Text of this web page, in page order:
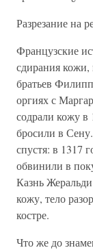
Разрезание на
Французские
сдирания
братьев
оргиях с
содрали кожу в
бросили в
спустя: в 1317
обвинили в
Казнь
кожу, тело
костре.
Что же до